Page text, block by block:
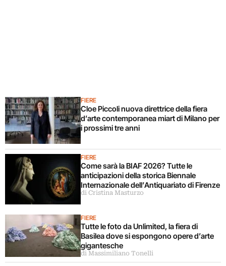
FIERE
Cloe Piccoli nuova direttrice della fiera
d’arte contemporanea miart di Milano per
i prossimi tre anni
FIERE
Come sarà la BIAF 2026? Tutte le
anticipazioni della storica Biennale
Internazionale dell’Antiquariato di Firenze
di Cristina Masturzo
FIERE
Tutte le foto da Unlimited, la fiera di
Basilea dove si espongono opere d’arte
gigantesche
di Massimiliano Tonelli